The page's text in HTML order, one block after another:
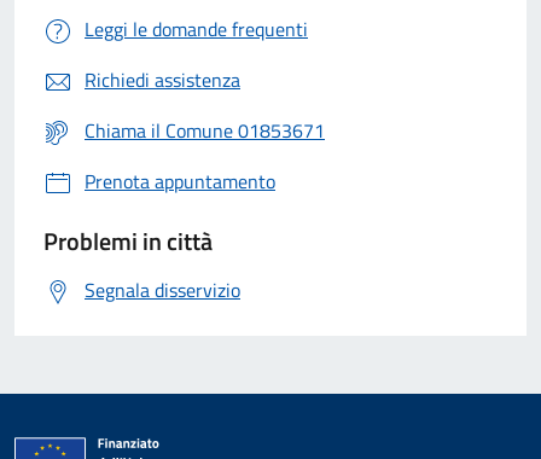
Leggi le domande frequenti
Richiedi assistenza
Chiama il Comune 01853671
Prenota appuntamento
Problemi in città
Segnala disservizio